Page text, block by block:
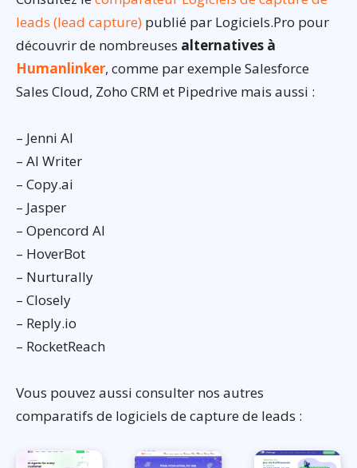
leads (lead capture) publié par Logiciels.Pro pour
découvrir de nombreuses alternatives à
Humanlinker, comme par exemple Salesforce
Sales Cloud, Zoho CRM et Pipedrive mais aussi :
– Jenni AI
– AI Writer
– Copy.ai
– Jasper
– Opencord AI
– HoverBot
– Nurturally
– Closely
– Reply.io
– RocketReach
Vous pouvez aussi consulter nos autres
comparatifs de logiciels de capture de leads :